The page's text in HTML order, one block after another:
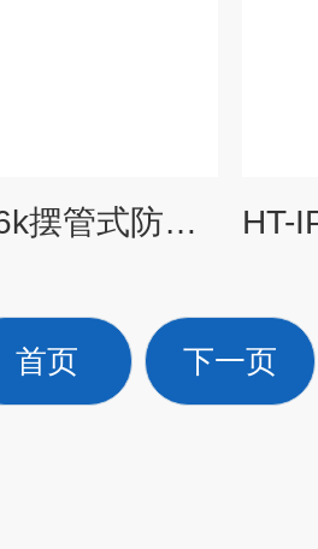
HT-IPX56ipx6k摆管式防水试验箱
首页 下一页